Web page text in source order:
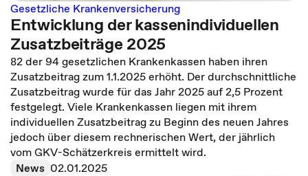
Gesetzliche Krankenversicherung
Entwicklung der kassenindividuellen
Zusatzbeiträge 2025
82 der 94 gesetzlichen Krankenkassen haben ihren
Zusatzbeitrag zum 1.1.2025 erhöht. Der durchschnittliche
Zusatzbeitrag wurde für das Jahr 2025 auf 2,5 Prozent
festgelegt. Viele Krankenkassen liegen mit ihrem
individuellen Zusatzbeitrag zu Beginn des neuen Jahres
jedoch über diesem rechnerischen Wert, der jährlich
vom GKV-Schätzerkreis ermittelt wird.
News 02.01.2025